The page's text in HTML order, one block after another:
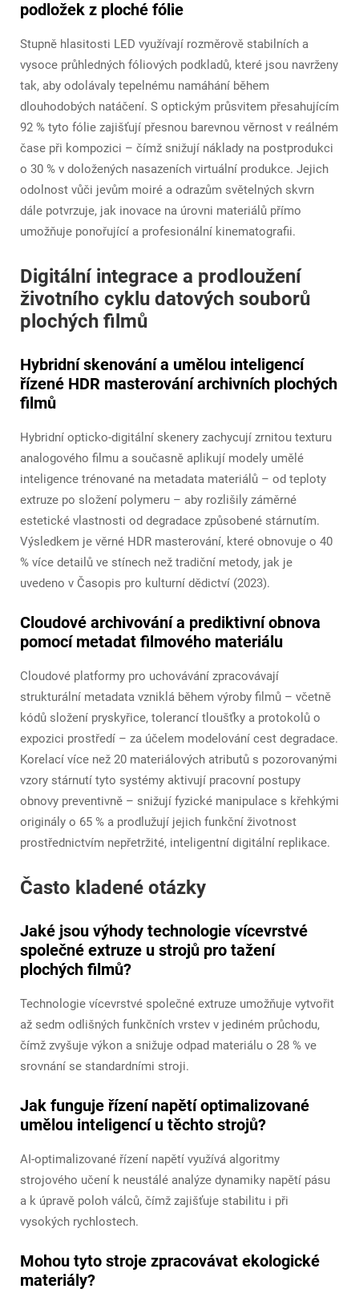
podložek z ploché fólie
Stupně hlasitosti LED využívají rozměrově stabilních a
vysoce průhledných fóliových podkladů, které jsou navrženy
tak, aby odolávaly tepelnému namáhání během
dlouhodobých natáčení. S optickým průsvitem přesahujícím
92 % tyto fólie zajišťují přesnou barevnou věrnost v reálném
čase při kompozici – čímž snižují náklady na postprodukci
o 30 % v doložených nasazeních virtuální produkce. Jejich
odolnost vůči jevům moiré a odrazům světelných skvrn
dále potvrzuje, jak inovace na úrovni materiálů přímo
umožňuje ponořující a profesionální kinematografii.
Digitální integrace a prodloužení
životního cyklu datových souborů
plochých filmů
Hybridní skenování a umělou inteligencí
řízené HDR masterování archivních plochých
filmů
Hybridní opticko-digitální skenery zachycují zrnitou texturu
analogového filmu a současně aplikují modely umělé
inteligence trénované na metadata materiálů – od teploty
extruze po složení polymeru – aby rozlišily záměrné
estetické vlastnosti od degradace způsobené stárnutím.
Výsledkem je věrné HDR masterování, které obnovuje o 40
% více detailů ve stínech než tradiční metody, jak je
uvedeno v Časopis pro kulturní dědictví (2023).
Cloudové archivování a prediktivní obnova
pomocí metadat filmového materiálu
Cloudové platformy pro uchovávání zpracovávají
strukturální metadata vzniklá během výroby filmů – včetně
kódů složení pryskyřice, tolerancí tloušťky a protokolů o
expozici prostředí – za účelem modelování cest degradace.
Korelací více než 20 materiálových atributů s pozorovanými
vzory stárnutí tyto systémy aktivují pracovní postupy
obnovy preventivně – snižují fyzické manipulace s křehkými
originály o 65 % a prodlužují jejich funkční životnost
prostřednictvím nepřetržité, inteligentní digitální replikace.
Často kladené otázky
Jaké jsou výhody technologie vícevrstvé
společné extruze u strojů pro tažení
plochých filmů?
Technologie vícevrstvé společné extruze umožňuje vytvořit
až sedm odlišných funkčních vrstev v jediném průchodu,
čímž zvyšuje výkon a snižuje odpad materiálu o 28 % ve
srovnání se standardními stroji.
Jak funguje řízení napětí optimalizované
umělou inteligencí u těchto strojů?
AI-optimalizované řízení napětí využívá algoritmy
strojového učení k neustálé analýze dynamiky napětí pásu
a k úpravě poloh válců, čímž zajišťuje stabilitu i při
vysokých rychlostech.
Mohou tyto stroje zpracovávat ekologické
materiály?